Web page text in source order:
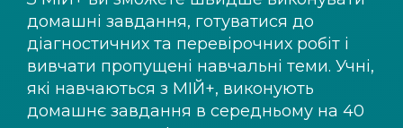
домашні завдання, готуватися до
діагностичних та перевірочних робіт і
вивчати пропущені навчальні теми. Учні,
які навчаються з МІЙ+, виконують
домашнє завдання в середньому на 40